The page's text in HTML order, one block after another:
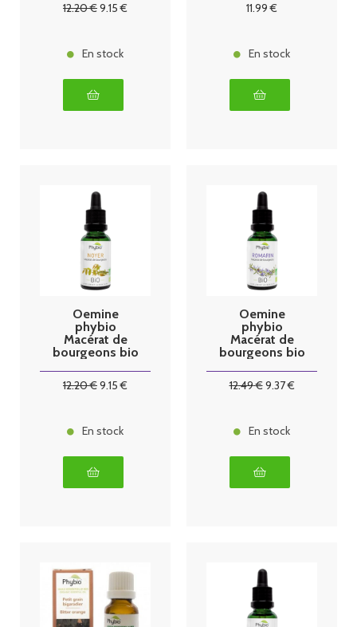
12.20€9.15 €
En stock
11.99 €
En stock
Oemine
phybio
Macérat de
bourgeons bio
12.20€9.15 €
En stock
Oemine
phybio
Macérat de
bourgeons bio
12.49€9.37€
En stock